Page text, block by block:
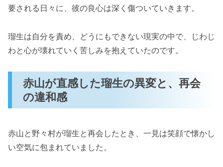
要される日々に、彼の良心は深く傷ついていきます。
瑠生は自分を責め、どうにもできない現実の中で、じわじ
わと心が壊れていく苦しみを抱えていたのです。
赤山が直感した瑠生の異変と、再会
の違和感
赤山と野々村が瑠生と再会したとき、一見は笑顔で懐かし
い空気に包まれていました。